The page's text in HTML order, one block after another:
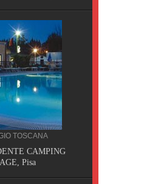
TOSCANA
CAMPING
Pisa